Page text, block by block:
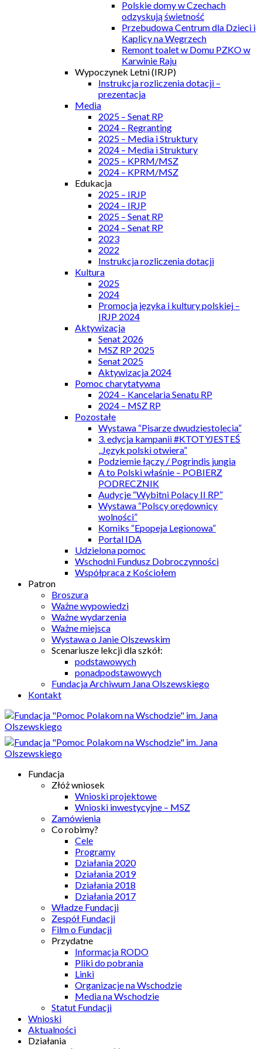
Polskie domy w Czechach
odzyskują świetność
Przebudowa Centrum dla Dzieci i
Kaplicy na Węgrzech
Remont toalet w Domu PZKO w
Karwinie Raju
Wypoczynek Letni (IRJP)
Instrukcja rozliczenia dotacji –
prezentacja
Media
2025 – Senat RP
2024 – Regranting
2025 – Media i Struktury
2024 – Media i Struktury
2025 – KPRM/MSZ
2024 – KPRM/MSZ
Edukacja
2025 – IRJP
2024 – IRJP
2025 – Senat RP
2024 – Senat RP
2023
2022
Instrukcja rozliczenia dotacji
Kultura
2025
2024
Promocja języka i kultury polskiej –
IRJP 2024
Aktywizacja
Senat 2026
MSZ RP 2025
Senat 2025
Aktywizacja 2024
Pomoc charytatywna
2024 – Kancelaria Senatu RP
2024 – MSZ RP
Pozostałe
Wystawa “Pisarze dwudziestolecia”
3. edycja kampanii #KTOTYJESTEŚ
„Język polski otwiera”
Podziemie łączy / Pogrindis jungia
A to Polski właśnie – POBIERZ
PODRECZNIK
Audycje “Wybitni Polacy II RP”
Wystawa “Polscy orędownicy
wolności”
Komiks “Epopeja Legionowa”
Portal IDA
Udzielona pomoc
Wschodni Fundusz Dobroczynności
Współpraca z Kościołem
Patron
Broszura
Ważne wypowiedzi
Ważne wydarzenia
Ważne miejsca
Wystawa o Janie Olszewskim
Scenariusze lekcji dla szkół:
podstawowych
ponadpodstawowych
Fundacja Archiwum Jana Olszewskiego
Kontakt
Fundacja
Złóż wniosek
Wnioski projektowe
Wnioski inwestycyjne – MSZ
Zamówienia
Co robimy?
Cele
Programy
Działania 2020
Działania 2019
Działania 2018
Działania 2017
Władze Fundacji
Zespół Fundacji
Film o Fundacji
Przydatne
Informacja RODO
Pliki do pobrania
Linki
Organizacje na Wschodzie
Media na Wschodzie
Statut Fundacji
Wnioski
Aktualności
Działania